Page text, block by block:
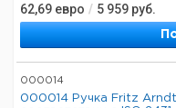
62,69 евро / 5 959 руб.
000014
000014 Ручка Fritz Arndt